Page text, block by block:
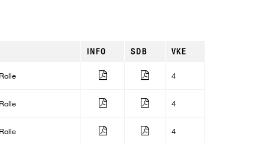
INFO SDB VKE
4
4
4